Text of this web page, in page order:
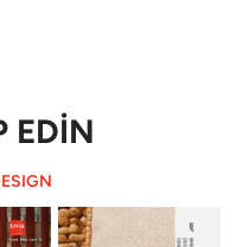
EDİN